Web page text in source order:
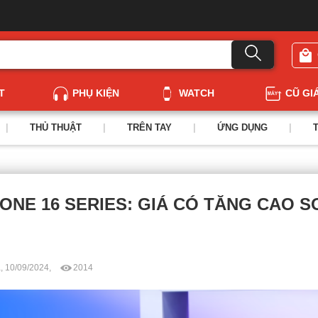
PHỤ KIỆN WATCH CŨ
THỦ THUẬT TRÊN TAY ỨNG DỤNG
16 SERIES: GIÁ CÓ TĂNG CAO
10/09/2024, 2014